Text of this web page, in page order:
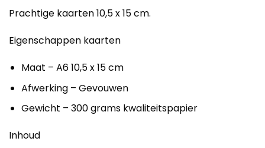
Prachtige kaarten 10,5 x 15 cm.
Eigenschappen kaarten
Maat – A6 10,5 x 15 cm
Afwerking – Gevouwen
Gewicht – 300 grams kwaliteitspapier
Inhoud